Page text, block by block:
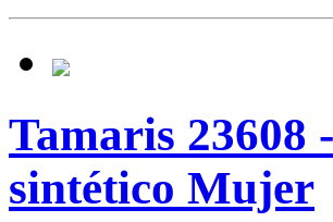
Tamaris
sintético Mujer